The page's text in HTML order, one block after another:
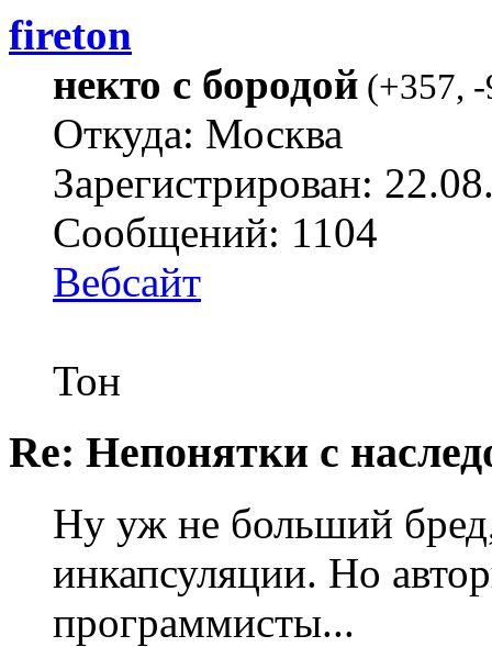
fireton
некто с бородой (+357,
Откуда: Москва
Зарегистрирован:
Сообщений: 1104
Вебсайт
Тон
Re: Непонятки с
Ну уж не больший
инкапсуляции. Но
программисты...